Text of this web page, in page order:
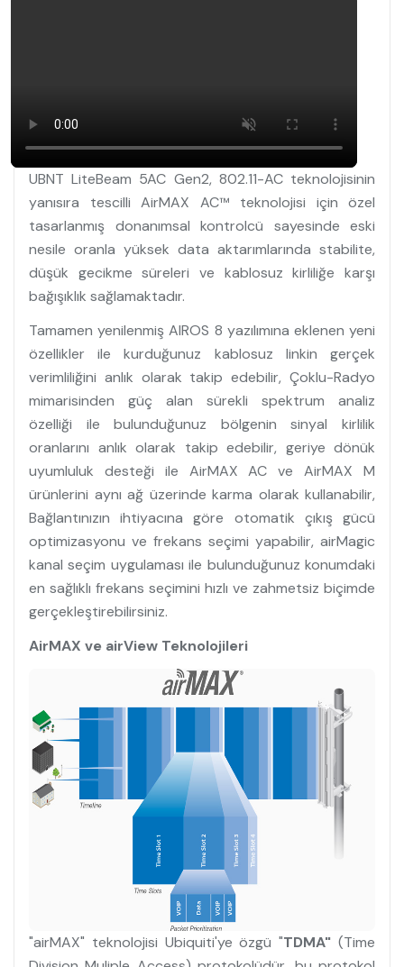
UBNT LiteBeam 5AC Gen2, 802.11-AC teknolojisinin
yanısıra tescilli AirMAX AC™ teknolojisi için özel
tasarlanmış donanımsal kontrolcü sayesinde eski
nesile oranla yüksek data aktarımlarında stabilite,
düşük gecikme süreleri ve kablosuz kirliliğe karşı
bağışıklık sağlamaktadır.
Tamamen yenilenmiş AIROS 8 yazılımına eklenen yeni
özellikler ile kurduğunuz kablosuz linkin gerçek
verimliliğini anlık olarak takip edebilir, Çoklu-Radyo
mimarisinden güç alan sürekli spektrum analiz
özelliği ile bulunduğunuz bölgenin sinyal kirlilik
oranlarını anlık olarak takip edebilir, geriye dönük
uyumluluk desteği ile AirMAX AC ve AirMAX M
ürünlerini aynı ağ üzerinde karma olarak kullanabilir,
Bağlantınızın ihtiyacına göre otomatik çıkış gücü
optimizasyonu ve frekans seçimi yapabilir, airMagic
kanal seçim uygulaması ile bulunduğunuz konumdaki
en sağlıklı frekans seçimini hızlı ve zahmetsiz biçimde
gerçekleştirebilirsiniz.
AirMAX ve airView Teknolojileri
"airMAX" teknolojisi Ubiquiti'ye özgü "TDMA" (Time